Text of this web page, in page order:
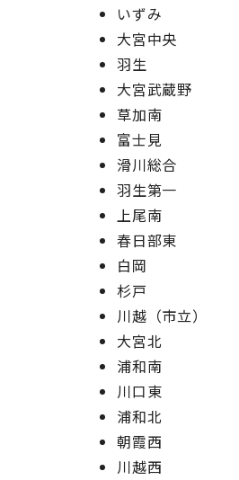
いずみ
大宮中央
羽生
大宮武蔵野
草加南
富士見
滑川総合
羽生第一
上尾南
春日部東
白岡
杉戸
川越（市立）
大宮北
浦和南
川口東
浦和北
朝霞西
川越西